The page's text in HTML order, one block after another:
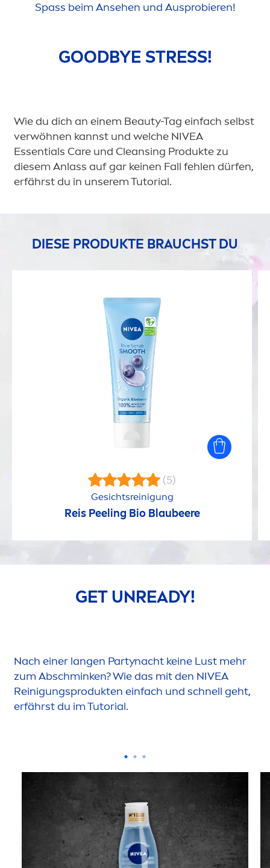
Spass beim Ansehen und Ausprobieren!
GOODBYE STRESS!
Wie du dich an einem Beauty-Tag einfach selbst
verwöhnen kannst und welche NIVEA
Essentials Care und Cleansing Produkte zu
diesem Anlass auf gar keinen Fall fehlen dürfen,
erfährst du in unserem Tutorial.
DIESE PRODUKTE BRAUCHST DU
(5)
Gesichtsreinigung
Reis Peeling Bio Blaubeere
GET UNREADY!
Nach einer langen Partynacht keine Lust mehr
zum Abschminken? Wie das mit den NIVEA
Reinigungsprodukten einfach und schnell geht,
erfährst du im Tutorial.